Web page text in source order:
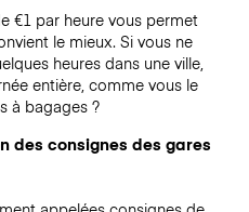
€1 par heure vous permet
le mieux. Si vous ne
heures dans une ville,
entière, comme vous le
à bagages ?
des consignes des gares